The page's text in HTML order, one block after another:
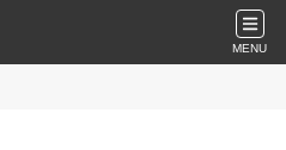
MENU